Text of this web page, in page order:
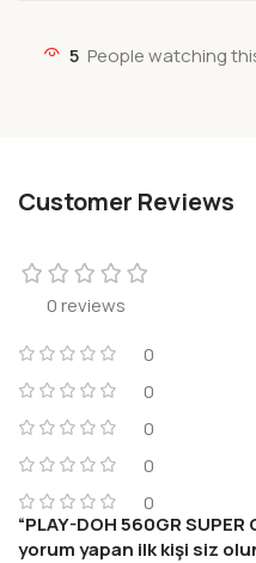
5 People watching
Customer Reviews
0 reviews
0
0
0
0
0
“PLAY-DOH 560GR SUPER
yorum yapan ilk kişi siz